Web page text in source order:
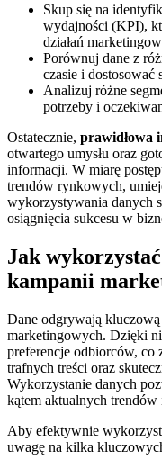
Skup się na
wydajności (KPI),
działań
Porównuj dane z
czasie i dostosować
Analizuj różne
potrzeby i
Ostatecznie, prawidłowa
otwartego umysłu oraz
informacji. W miarę
trendów rynkowych,
wykorzystywania danych
osiągnięcia sukcesu w
Jak
kampanii
Dane odgrywają
marketingowych. Dzięki
preferencje odbiorców,
trafnych treści oraz
Wykorzystanie danych
kątem aktualnych
Aby efektywnie
uwagę na kilka